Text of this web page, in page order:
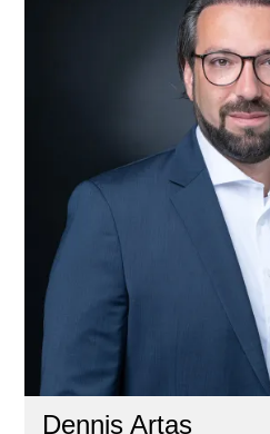
Dennis Artas